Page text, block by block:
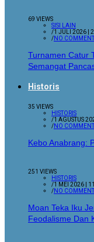
69 VIEWS
SISI LAIN
/1 JULI 2026 |
/NO COMMENT
Turnamen Catur
Semangat
Historis
35 VIEWS
HISTORIS
/1 AGUSTUS
/NO COMMENT
Kebo Anabrang:
251 VIEWS
HISTORIS
/1 MEI 2026 |
/NO COMMENT
Moan Teka Iku
Feodalisme Dan